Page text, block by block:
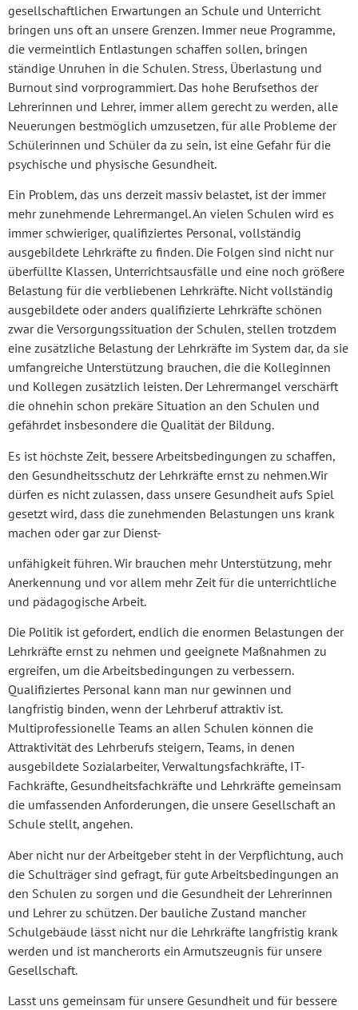
gesellschaftlichen Erwartungen an Schule und Unterricht
bringen uns oft an unsere Grenzen. Immer neue Programme,
die vermeintlich Entlastungen schaffen sollen, bringen
ständige Unruhen in die Schulen. Stress, Überlastung und
Burnout sind vorprogrammiert. Das hohe Berufsethos der
Lehrerinnen und Lehrer, immer allem gerecht zu werden, alle
Neuerungen bestmöglich umzusetzen, für alle Probleme der
Schülerinnen und Schüler da zu sein, ist eine Gefahr für die
psychische und physische Gesundheit.
Ein Problem, das uns derzeit massiv belastet, ist der immer
mehr zunehmende Lehrermangel. An vielen Schulen wird es
immer schwieriger, qualifiziertes Personal, vollständig
ausgebildete Lehrkräfte zu finden. Die Folgen sind nicht nur
überfüllte Klassen, Unterrichtsausfälle und eine noch größere
Belastung für die verbliebenen Lehrkräfte. Nicht vollständig
ausgebildete oder anders qualifizierte Lehrkräfte schönen
zwar die Versorgungssituation der Schulen, stellen trotzdem
eine zusätzliche Belastung der Lehrkräfte im System dar, da sie
umfangreiche Unterstützung brauchen, die die Kolleginnen
und Kollegen zusätzlich leisten. Der Lehrermangel verschärft
die ohnehin schon prekäre Situation an den Schulen und
gefährdet insbesondere die Qualität der Bildung.
Es ist höchste Zeit, bessere Arbeitsbedingungen zu schaffen,
den Gesundheitsschutz der Lehrkräfte ernst zu nehmen.Wir
dürfen es nicht zulassen, dass unsere Gesundheit aufs Spiel
gesetzt wird, dass die zunehmenden Belastungen uns krank
machen oder gar zur Dienst-
unfähigkeit führen. Wir brauchen mehr Unterstützung, mehr
Anerkennung und vor allem mehr Zeit für die unterrichtliche
und pädagogische Arbeit.
Die Politik ist gefordert, endlich die enormen Belastungen der
Lehrkräfte ernst zu nehmen und geeignete Maßnahmen zu
ergreifen, um die Arbeitsbedingungen zu verbessern.
Qualifiziertes Personal kann man nur gewinnen und
langfristig binden, wenn der Lehrberuf attraktiv ist.
Multiprofessionelle Teams an allen Schulen können die
Attraktivität des Lehrberufs steigern, Teams, in denen
ausgebildete Sozialarbeiter, Verwaltungsfachkräfte, IT-
Fachkräfte, Gesundheitsfachkräfte und Lehrkräfte gemeinsam
die umfassenden Anforderungen, die unsere Gesellschaft an
Schule stellt, angehen.
Aber nicht nur der Arbeitgeber steht in der Verpflichtung, auch
die Schulträger sind gefragt, für gute Arbeitsbedingungen an
den Schulen zu sorgen und die Gesundheit der Lehrerinnen
und Lehrer zu schützen. Der bauliche Zustand mancher
Schulgebäude lässt nicht nur die Lehrkräfte langfristig krank
werden und ist mancherorts ein Armutszeugnis für unsere
Gesellschaft.
Lasst uns gemeinsam für unsere Gesundheit und für bessere